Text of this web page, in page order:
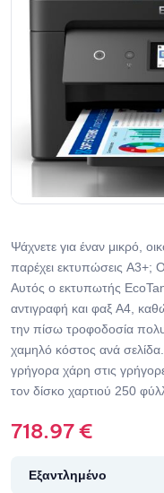
Ψάχνετε για έναν μικρό,
παρέχει εκτυπώσεις A3+;
Αυτός ο εκτυπωτής
αντιγραφή και φαξ A4,
την πίσω τροφοδοσία
χαμηλό κόστος ανά
γρήγορα χάρη στις
τον δίσκο χαρτιού 250
718.97€
Εξαντλημένο